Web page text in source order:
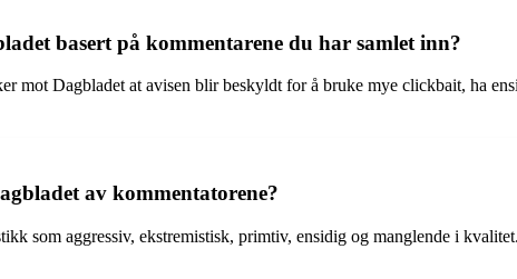
basert på kommentarene du har samlet inn?
mot Dagbladet at avisen blir beskyldt for å bruke mye clickbait, ha
av kommentatorene?
som aggressiv, ekstremistisk, primtiv, ensidig og manglende i